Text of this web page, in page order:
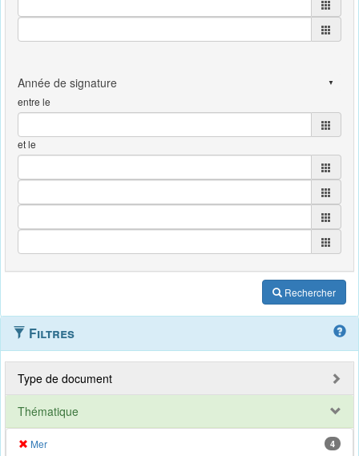
entre le
et le
Rechercher
Filtres
Type de document
Thématique
Mer 4